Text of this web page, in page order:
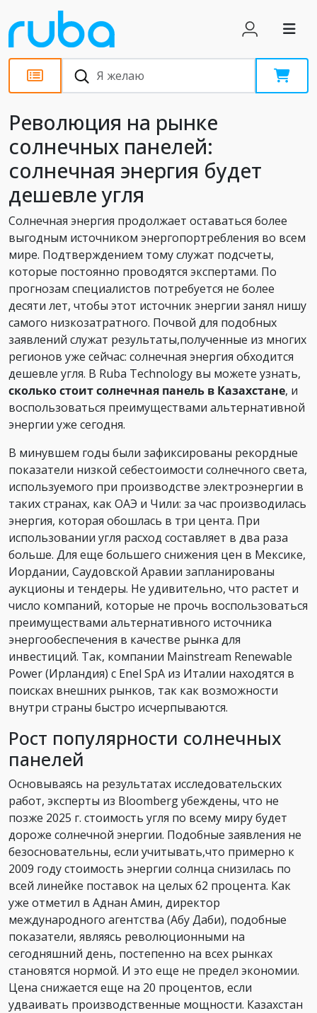
Статьи
Революция на рынке
солнечных панелей:
солнечная энергия будет
дешевле угля
Солнечная энергия продолжает оставаться более
выгодным источником энергопортребления во всем
мире. Подтверждением тому служат подсчеты,
которые постоянно проводятся экспертами. По
прогнозам специалистов потребуется не более
десяти лет, чтобы этот источник энергии занял нишу
самого низкозатратного. Почвой для подобных
заявлений служат результаты,полученные из многих
регионов уже сейчас: солнечная энергия обходится
дешевле угля. В Ruba Technology вы можете узнать,
сколько стоит солнечная панель в Казахстане, и
воспользоваться преимуществами альтернативной
энергии уже сегодня.
В минувшем годы были зафиксированы рекордные
показатели низкой себестоимости солнечного света,
используемого при производстве электроэнергии в
таких странах, как ОАЭ и Чили: за час производилась
энергия, которая обошлась в три цента. При
использовании угля расход составляет в два раза
больше. Для еще большего снижения цен в Мексике,
Иордании, Саудовской Аравии запланированы
аукционы и тендеры. Не удивительно, что растет и
число компаний, которые не прочь воспользоваться
преимуществами альтернативного источника
энергообеспечения в качестве рынка для
инвестиций. Так, компании Mainstream Renewable
Power (Ирландия) c Enel SpA из Италии находятся в
поисках внешних рынков, так как возможности
внутри страны быстро исчерпываются.
Рост популярности солнечных
панелей
Основываясь на результатах исследовательских
работ, эксперты из Bloomberg убеждены, что не
позже 2025 г. стоимость угля по всему миру будет
дороже солнечной энергии. Подобные заявления не
безосновательны, если учитывать,что примерно к
2009 году стоимость энергии солнца снизилась по
всей линейке поставок на целых 62 процента. Как
уже отметил в Аднан Амин, директор
международного агентства (Абу Даби), подобные
показатели, являясь революционными на
сегодняшний день, постепенно на всех рынках
становятся нормой. И это еще не предел экономии.
Цена снижается еще на 20 процентов, если
удваивать производственные мощности. Казахстан